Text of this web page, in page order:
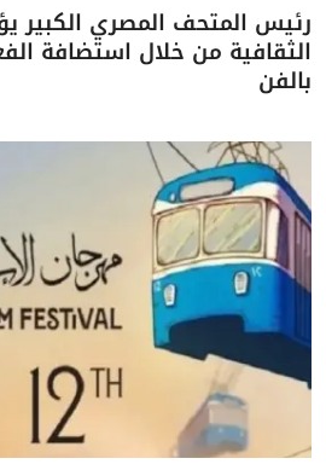
رئيس المتحف المصري الكبير
الثقافية من خلال استضافة
بالفن